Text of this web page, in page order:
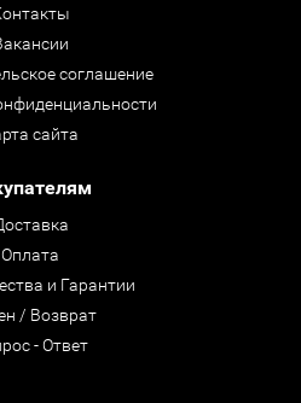
соглашение
сайта
Оплата
и Гарантии
/ Возврат
- Ответ